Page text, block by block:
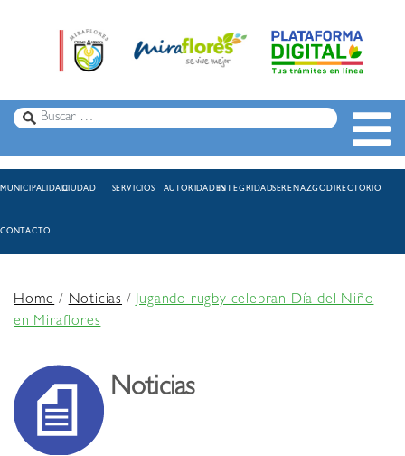
MUNICIPALIDADCIUDAD SERVICIOS AUTORIDADESINTEGRIDADSERENAZGODIRECTORIO
CONTACTO
Home/Noticias / Jugando rugby celebran Día del Niño
en Miraflores
Noticias